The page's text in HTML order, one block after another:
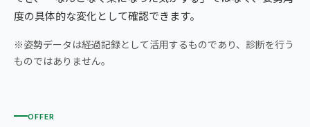
度の具体的な変化として確認できます。
※姿勢データは経過記録として活用するものであり、診断を行う
ものではありません。
OFFER